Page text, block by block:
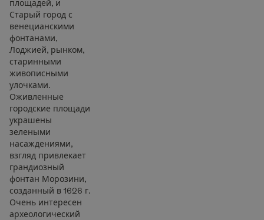
площадей, и
Старый город с
венецианскими
фонтанами,
Лоджией, рынком,
старинными
живописными
улочками.
Оживленные
городские площади
украшены
зелеными
насаждениями,
взгляд привлекает
грандиозный
фонтан Морозини,
созданный в 1626 г.
Очень интересен
археологический